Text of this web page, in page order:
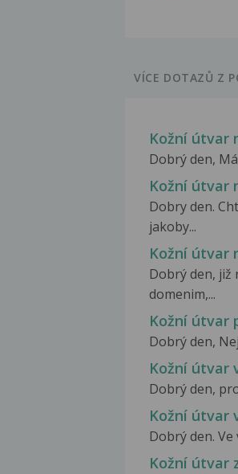
VÍCE DOTAZŮ Z
Kožní útvar
Dobrý den,
Kožní útvar
Dobry den.
jakoby...
Kožní útvar
Dobrý den, již
domenim,...
Kožní útvar
Dobrý den,
Kožní útvar
Dobrý den,
Kožní útvar
Dobrý den.
Kožní útvar